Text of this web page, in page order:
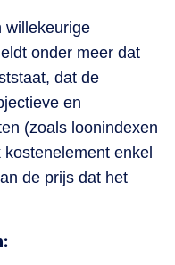
willekeurige
onder meer dat
dat de
en
(zoals loonindexen
enkel
de prijs dat het